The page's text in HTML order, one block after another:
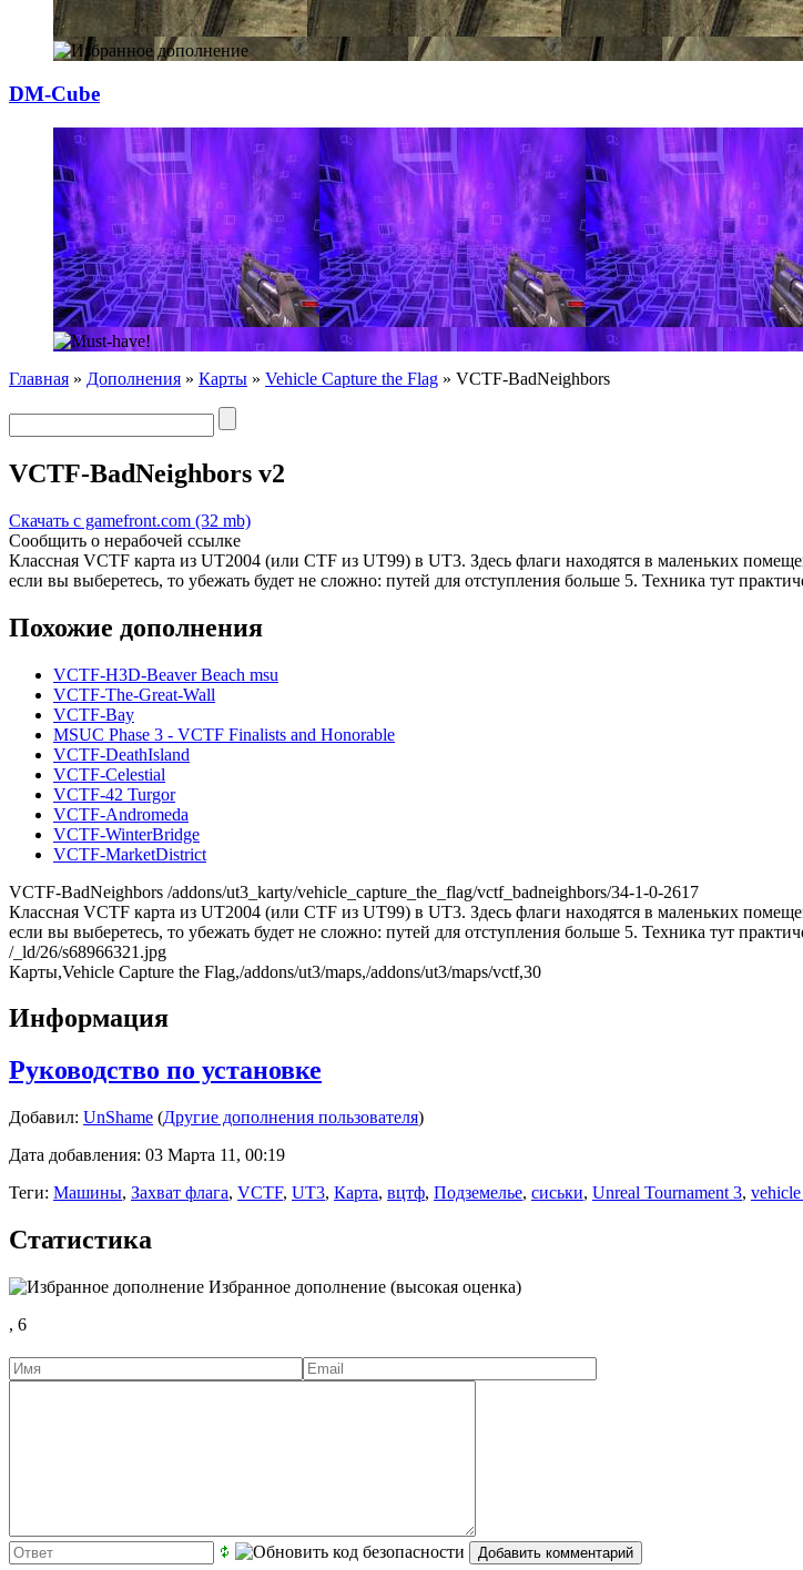
DM-Cube
Главная » Дополнения » Карты » Vehicle Capture the Flag » VCTF-BadNeighbors
VCTF-BadNeighbors v2
Скачать с gamefront.com (32 mb)
Сообщить о нерабочей ссылке
Классная VCTF карта из UT2004 (или CTF из UT99) в UT3. Здесь флаги находятся в маленьких
если вы выберетесь, то убежать будет не сложно: путей для отступления больше 5. Техника тут
Похожие дополнения
VCTF-H3D-Beaver Beach msu
VCTF-The-Great-Wall
VCTF-Bay
MSUC Phase 3 - VCTF Finalists and Honorable
VCTF-DeathIsland
VCTF-Celestial
VCTF-42 Turgor
VCTF-Andromeda
VCTF-WinterBridge
VCTF-MarketDistrict
VCTF-BadNeighbors /addons/ut3_karty/vehicle_capture_the_flag/vctf_badneighbors/34-1-0-2617
Классная VCTF карта из UT2004 (или CTF из UT99) в UT3. Здесь флаги находятся в маленьких
если вы выберетесь, то убежать будет не сложно: путей для отступления больше 5. Техника тут
/_ld/26/s68966321.jpg
Карты,Vehicle Capture the Flag,/addons/ut3/maps,/addons/ut3/maps/vctf,30
Информация
Руководство по установке
Добавил: UnShame (Другие дополнения пользователя)
Дата добавления: 03 Марта 11, 00:19
Теги: Машины, Захват флага, VCTF, UT3, Карта, вцтф, Подземелье, сиськи, Unreal Tournament 3,
Статистика
Избранное дополнение (высокая оценка)
, 6